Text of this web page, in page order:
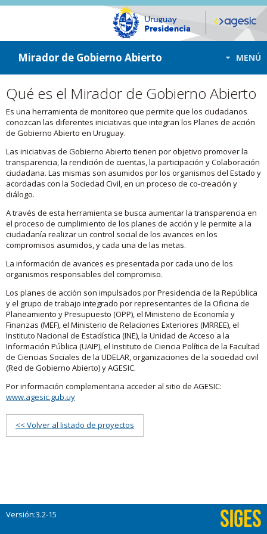
ir a contenido
ir al menú
Mirador de Gobierno Abierto MENÚ
Qué es el Mirador de Gobierno Abierto
Es una herramienta de monitoreo que permite que los ciudadanos
conozcan las diferentes iniciativas que integran los Planes de acción
de Gobierno Abierto en Uruguay.
Las iniciativas de Gobierno Abierto tienen por objetivo promover la
transparencia, la rendición de cuentas, la participación y Colaboración
ciudadana. Las mismas son asumidos por los organismos del Estado y
acordadas con la Sociedad Civil, en un proceso de co-creación y
diálogo.
A través de esta herramienta se busca aumentar la transparencia en
el proceso de cumplimiento de los planes de acción y le permite a la
ciudadanía realizar un control social de los avances en los
compromisos asumidos, y cada una de las metas.
La información de avances es presentada por cada uno de los
organismos responsables del compromiso.
Los planes de acción son impulsados por Presidencia de la República
y el grupo de trabajo integrado por representantes de la Oficina de
Planeamiento y Presupuesto (OPP), el Ministerio de Economía y
Finanzas (MEF), el Ministerio de Relaciones Exteriores (MRREE), el
Instituto Nacional de Estadística (INE), la Unidad de Acceso a la
Información Pública (UAIP), el Instituto de Ciencia Política de la Facultad
de Ciencias Sociales de la UDELAR, organizaciones de la sociedad civil
(Red de Gobierno Abierto) y AGESIC.
Por información complementaria acceder al sitio de AGESIC:
www.agesic.gub.uy
<< Volver al listado de proyectos
Versión:3.2-15